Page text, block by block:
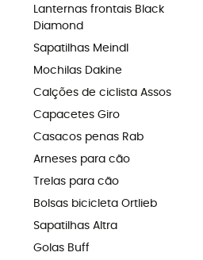
Lanternas frontais Black
Diamond
Sapatilhas Meindl
Mochilas Dakine
Calções de ciclista Assos
Capacetes Giro
Casacos penas Rab
Arneses para cão
Trelas para cão
Bolsas bicicleta Ortlieb
Sapatilhas Altra
Golas Buff